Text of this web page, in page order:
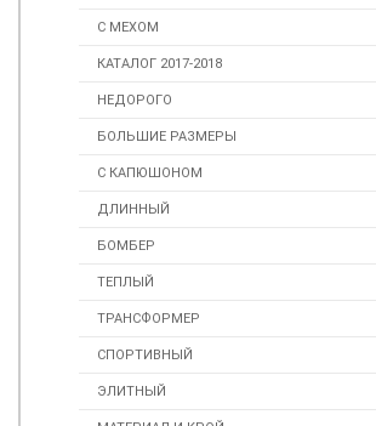
С МЕХОМ
КАТАЛОГ 2017-2018
НЕДОРОГО
БОЛЬШИЕ РАЗМЕРЫ
С КАПЮШОНОМ
ДЛИННЫЙ
БОМБЕР
ТЕПЛЫЙ
ТРАНСФОРМЕР
СПОРТИВНЫЙ
ЭЛИТНЫЙ